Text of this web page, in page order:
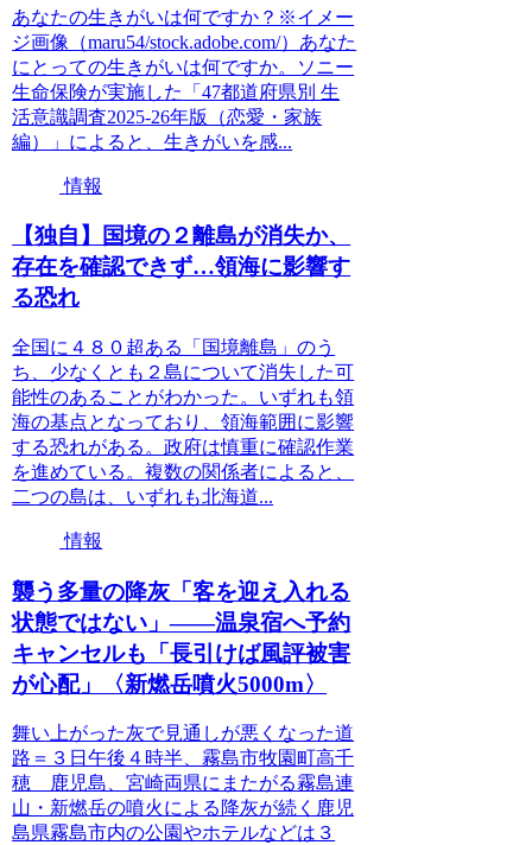
あなたの生きがいは何ですか？※イメー
ジ画像（maru54/stock.adobe.com/）あなた
にとっての生きがいは何ですか。ソニー
生命保険が実施した「47都道府県別 生
活意識調査2025-26年版（恋愛・家族
編）」によると、生きがいを感...
情報
【独自】国境の２離島が消失か、
存在を確認できず…領海に影響す
る恐れ
全国に４８０超ある「国境離島」のう
ち、少なくとも２島について消失した可
能性のあることがわかった。いずれも領
海の基点となっており、領海範囲に影響
する恐れがある。政府は慎重に確認作業
を進めている。複数の関係者によると、
二つの島は、いずれも北海道...
情報
襲う多量の降灰「客を迎え入れる
状態ではない」――温泉宿へ予約
キャンセルも「長引けば風評被害
が心配」〈新燃岳噴火5000m〉
舞い上がった灰で見通しが悪くなった道
路＝３日午後４時半、霧島市牧園町高千
穂 鹿児島、宮崎両県にまたがる霧島連
山・新燃岳の噴火による降灰が続く鹿児
島県霧島市内の公園やホテルなどは３